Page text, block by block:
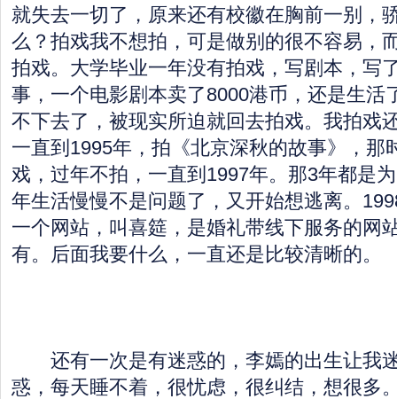
就失去一切了，原来还有校徽在胸前一别，
么？拍戏我不想拍，可是做别的很不容易，
拍戏。大学毕业一年没有拍戏，写剧本，写
事，一个电影剧本卖了8000港币，还是生活
不下去了，被现实所迫就回去拍戏。我拍戏
一直到1995年，拍《北京深秋的故事》，那
戏，过年不拍，一直到1997年。那3年都是
年生活慢慢不是问题了，又开始想逃离。
一个网站，叫喜筵，是婚礼带线下服务的网
有。后面我要什么，一直还是比较清晰的。
还有一次是有迷惑的，李嫣的出生让我
惑，每天睡不着，很忧虑，很纠结，想很多